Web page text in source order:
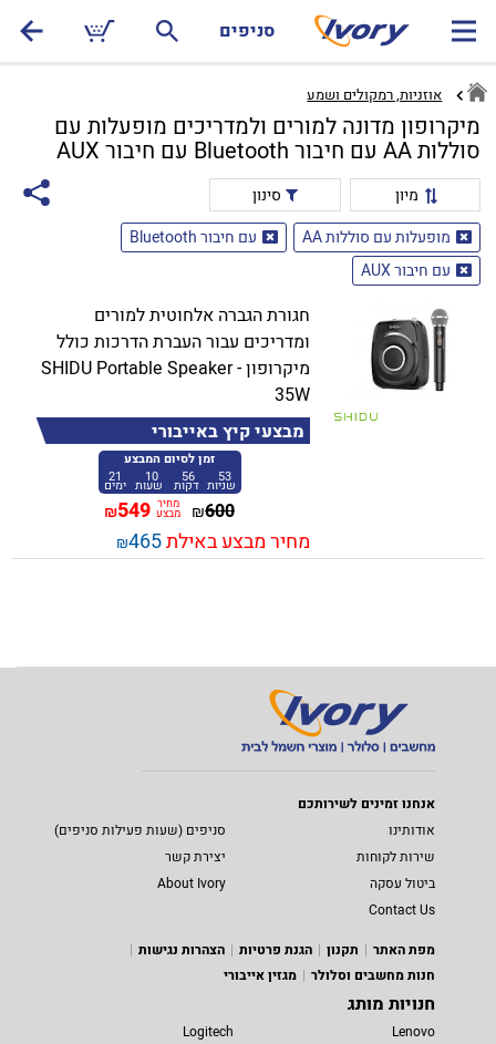
סניפים
אוזניות, רמקולים ושמע
מיקרופון מדונה למורים ולמדריכים מופעלות עם
סוללות AA עם חיבור Bluetooth עם חיבור AUX
מיון
סינון
מופעלות עם סוללות AA
עם חיבור Bluetooth
עם חיבור AUX
חגורת הגברה אלחוטית למורים
ומדריכים עבור העברת הדרכות כולל
מיקרופון - SHIDU Portable Speaker
35W
מבצעי קיץ באייבורי
זמן לסיום המבצע
53
שניות 56
דקות 10
שעות 21
ימים
600
₪ מחיר
מבצע 549
₪
מחיר מבצע באילת465
₪
אנחנו זמינים לשירותכם
אודותינו
סניפים (שעות פעילות סניפים)
שירות לקוחות
יצירת קשר
ביטול עסקה
About Ivory
Contact Us
מפת האתר
תקנון הגנת פרטיות
הצהרות נגישות
חנות מחשבים וסלולר
מגזין אייבורי
חנויות מותג
Lenovo
Logitech